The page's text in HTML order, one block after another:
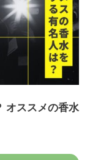
オススメの香水